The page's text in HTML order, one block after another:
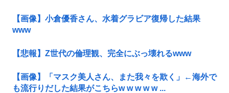
【画像】小倉優香さん、水着グラビア復帰した結果
www
【悲報】Z世代の倫理観、完全にぶっ壊れるwww
【画像】「マスク美人さん、また我々を欺く」←海外で
も流行りだした結果がこちらw w w w w ...